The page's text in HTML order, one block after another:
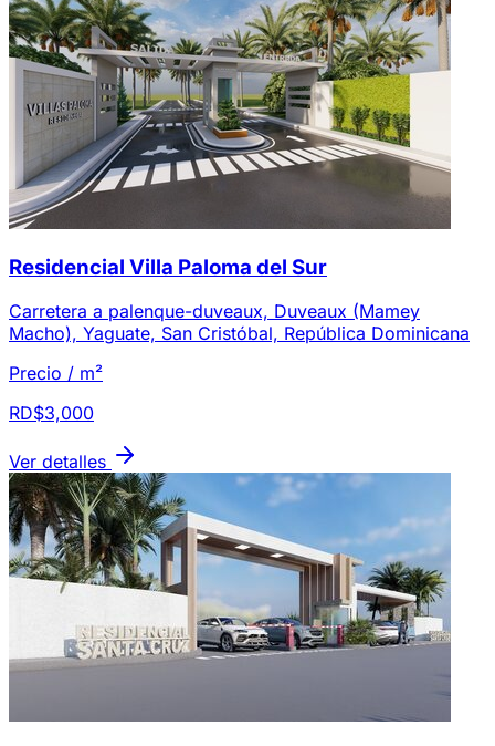
Residencial Villa Paloma del Sur
Carretera a palenque-duveaux, Duveaux (Mamey
Macho), Yaguate, San Cristóbal, República Dominicana
Precio / m²
RD$3,000
Ver detalles